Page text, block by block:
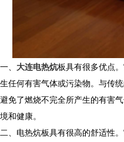
一、 大连电热炕板具有很多优点
生任何有害气体或污染物。与传
避免了燃烧不完全所产生的有害
境和健康。
二、电热炕板具有很高的舒适性